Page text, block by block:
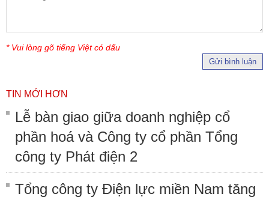
* Vui lòng gõ tiếng Việt có dấu
Gửi bình luận
TIN MỚI HƠN
Lễ bàn giao giữa doanh nghiệp cổ
phần hoá và Công ty cổ phần Tổng
công ty Phát điện 2
Tổng công ty Điện lực miền Nam tăng